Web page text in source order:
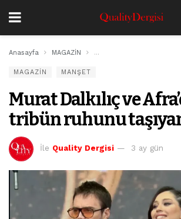
Anasayfa MAGAZİN Murat Dalkılıç ve
MAGAZİN MANŞET
Murat Dalkılıç ve
tribün ruhunu
İle Quality Dergisi 3 ay gün